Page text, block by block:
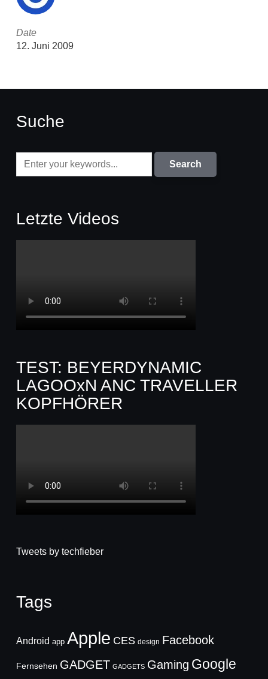
Date
12. Juni 2009
Suche
Letzte Videos
TEST: BEYERDYNAMIC
LAGOOxN ANC TRAVELLER
KOPFHÖRER
Tweets by techfieber
Tags
Android app Apple CES design Facebook
Fernsehen GADGET GADGETS Gaming Google